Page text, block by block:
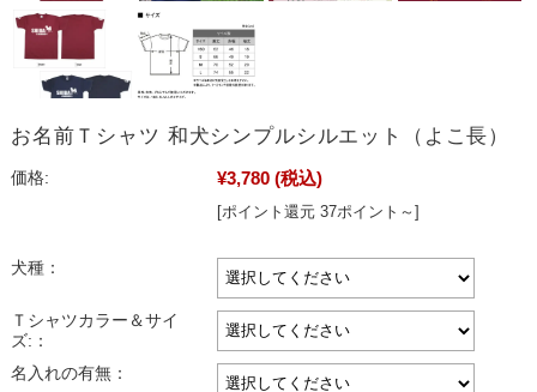
お名前Ｔシャツ 和犬シンプルシルエット（よこ長）
価格: ¥3,780 (税込)
[ポイント還元 37ポイント～]
犬種：
Ｔシャツカラー＆サイ
ズ:：
名入れの有無：